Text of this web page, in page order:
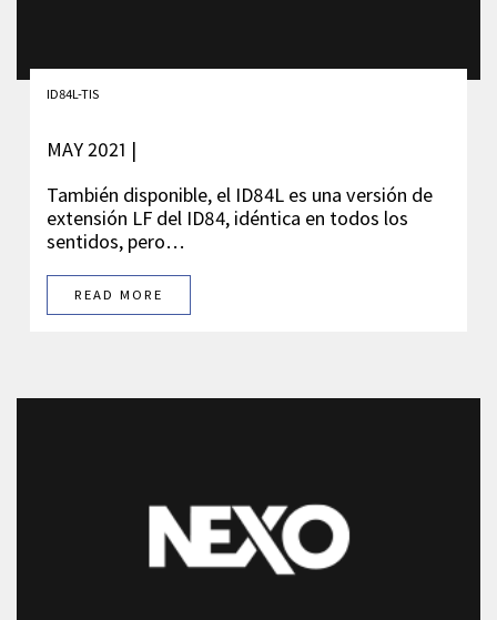
ID84L-TIS
MAY 2021 |
También disponible, el ID84L es una versión de
extensión LF del ID84, idéntica en todos los
sentidos, pero…
READ MORE